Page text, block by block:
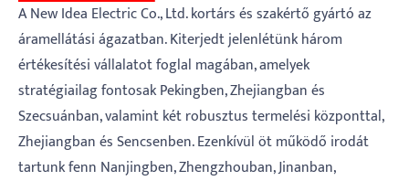
A New Idea Electric Co., Ltd. kortárs és szakértő gyártó az
áramellátási ágazatban. Kiterjedt jelenlétünk három
értékesítési vállalatot foglal magában, amelyek
stratégiailag fontosak Pekingben, Zhejiangban és
Szecsuánban, valamint két robusztus termelési központtal,
Zhejiangban és Sencsenben. Ezenkívül öt működő irodát
tartunk fenn Nanjingben, Zhengzhouban, Jinanban,